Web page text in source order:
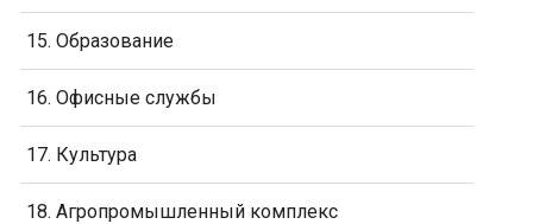
15. Образование
16. Офисные службы
17. Культура
18. Агропромышленный комплекс